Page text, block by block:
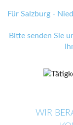
Für Salzburg -
Bitte senden Sie
WIR